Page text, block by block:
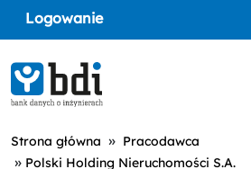
Logowanie
Strona główna » Pracodawca
» Polski Holding Nieruchomości S.A.